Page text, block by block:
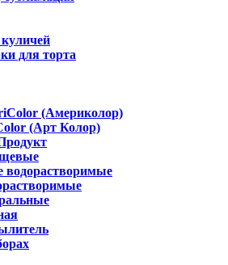
для торта
(Америколор)
(Арт Колор)
водорастворимые